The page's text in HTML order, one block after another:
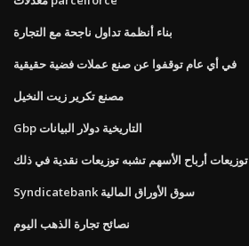
بناء أنظمة تداول ناجحة مع التجارة
في أي عام توقفوا عن صنع عملات فضية حقيقية
مصنع تكرير زيت النخيل
Gbp التاريخية دولار البيانات
توزيعات أرباح الأسهم تشبه توزيعات نقدية في ذلك
Syndicatebank سوق الأوراق المالية
نصائح تجارة الذهب اليوم